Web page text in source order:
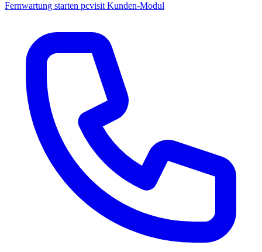
Fernwartung starten pcvisit Kunden-Modul